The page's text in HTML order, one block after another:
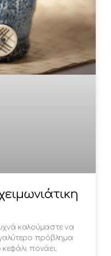
καλούμαστε να
πρόβλημα
κεφάλι πονάει,